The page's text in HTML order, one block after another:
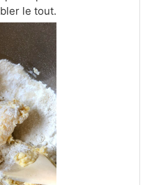
le tout.